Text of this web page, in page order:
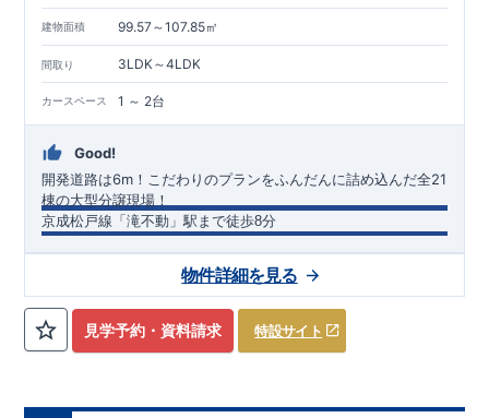
建物面積 99.57～107.85㎡
間取り 3LDK～4LDK
カースペース 1 ～ 2台
Good!
開発道路は6m！こだわりのプランをふんだんに詰め込んだ全21
棟の大型分譲現場！
京成松戸線「滝不動」駅まで徒歩8分
★こだわりプランを採用した全21棟！
【教育施設】
・船橋市立大穴小学校
・船橋市立大穴中学校
・セブンイレブン船橋滝不動駅前店
見学予約・資料請求 特設サイト
物件詳細を見る